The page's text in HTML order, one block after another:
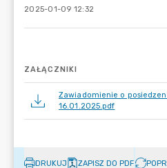
2025-01-09 12:32
ZAŁĄCZNIKI
Zawiadomienie o
16.01.2025.pdf
DRUKUJ ZAPISZ DO PDF